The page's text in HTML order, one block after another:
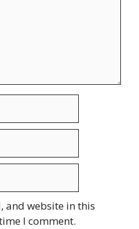
and website in this
I comment.